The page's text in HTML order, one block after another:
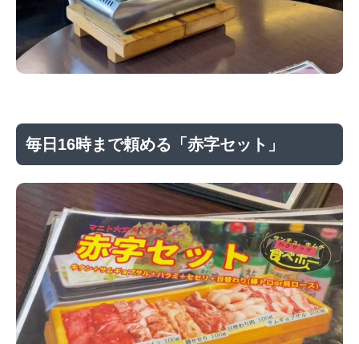
毎日16時まで頼める「赤字セット」